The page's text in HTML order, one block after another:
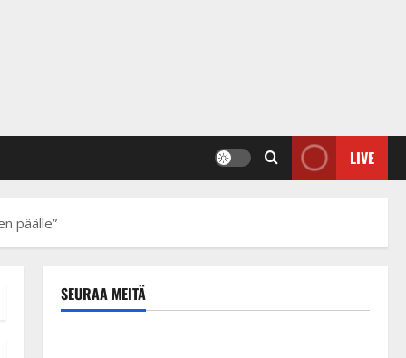
LIVE
päälle”
SEURAA MEITÄ